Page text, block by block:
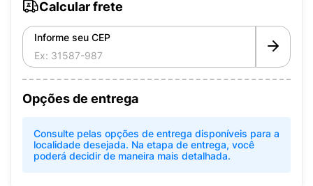
Calcular frete
Informe seu CEP
Opções de entrega
Consulte pelas opções de entrega disponíveis para a
localidade desejada. Na etapa de entrega, você
poderá decidir de maneira mais detalhada.